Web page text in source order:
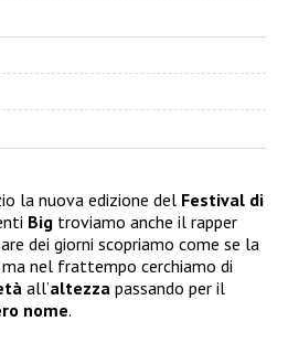
la nuova edizione del Festival di
Big troviamo anche il rapper
dei giorni scopriamo come se la
nel frattempo cerchiamo di
all’altezza passando per il
nome.